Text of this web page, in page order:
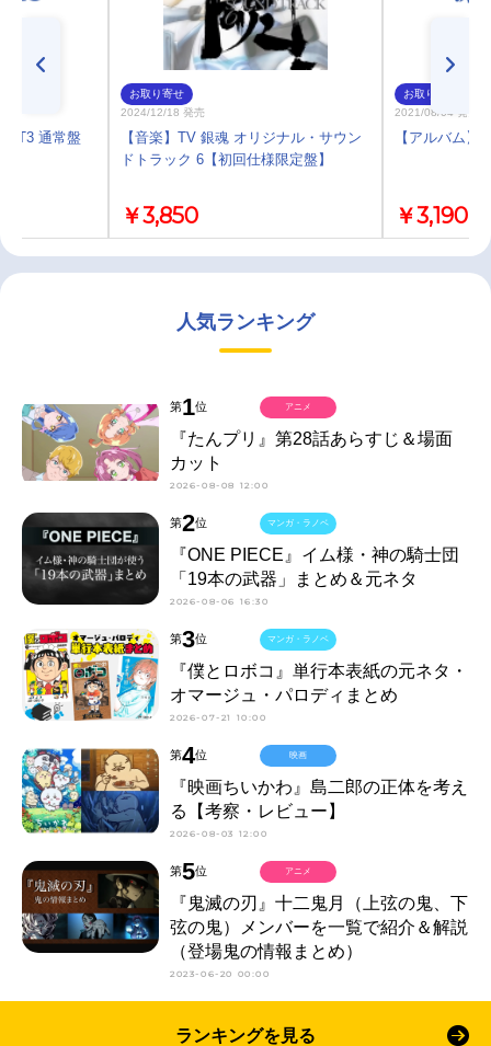
通常盤
お取り寄せ
2024/12/18 発売
【音楽】TV 銀魂 オリジナル・サウン
ドトラック 6【初回仕様限定盤】
￥3,850
お取り寄せ
2021/08/04 発売
【アルバム】
￥3,190
人気ランキング
第1位
『たんプリ』第28話あらすじ＆場面
カット
2026-08-08 12:00
アニメ
第2位
『ONE PIECE』イム様・神の騎士団
「19本の武器」まとめ＆元ネタ
2026-08-06 16:30
マンガ・ラノベ
第3位
『僕とロボコ』単行本表紙の元ネタ・
オマージュ・パロディまとめ
2026-07-21 10:00
マンガ・ラノベ
第4位
『映画ちいかわ』島二郎の正体を考え
る【考察・レビュー】
2026-08-03 12:00
映画
第5位
『鬼滅の刃』十二鬼月（上弦の鬼、下
弦の鬼）メンバーを一覧で紹介＆解説
（登場鬼の情報まとめ）
2023-06-20 00:00
アニメ
ランキングを見る